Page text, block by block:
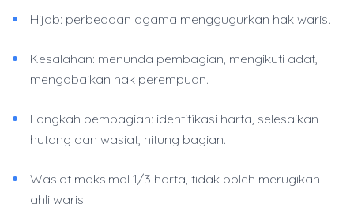
Hijab: perbedaan agama menggugurkan hak waris.
Kesalahan: menunda pembagian, mengikuti adat,
mengabaikan hak perempuan.
Langkah pembagian: identifikasi harta, selesaikan
hutang dan wasiat, hitung bagian.
Wasiat maksimal 1/3 harta, tidak boleh merugikan
ahli waris.